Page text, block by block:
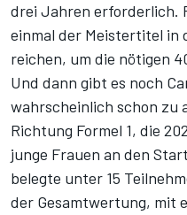
drei Jahren erforderlich.
einmal der Meistertitel in
reichen, um die nötigen
Und dann gibt es noch
wahrscheinlich schon zu
Richtung Formel 1, die
junge Frauen an den
belegte unter 15
der Gesamtwertung, mit